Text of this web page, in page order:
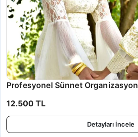
Profesyonel Sünnet Organizasyon
12.500 TL
Detayları İncele